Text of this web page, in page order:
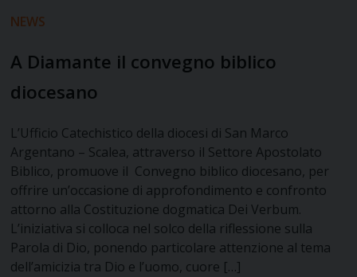
NEWS
A Diamante il convegno biblico
diocesano
L’Ufficio Catechistico della diocesi di San Marco
Argentano – Scalea, attraverso il Settore Apostolato
Biblico, promuove il Convegno biblico diocesano, per
offrire un’occasione di approfondimento e confronto
attorno alla Costituzione dogmatica Dei Verbum.
L’iniziativa si colloca nel solco della riflessione sulla
Parola di Dio, ponendo particolare attenzione al tema
dell’amicizia tra Dio e l’uomo, cuore […]